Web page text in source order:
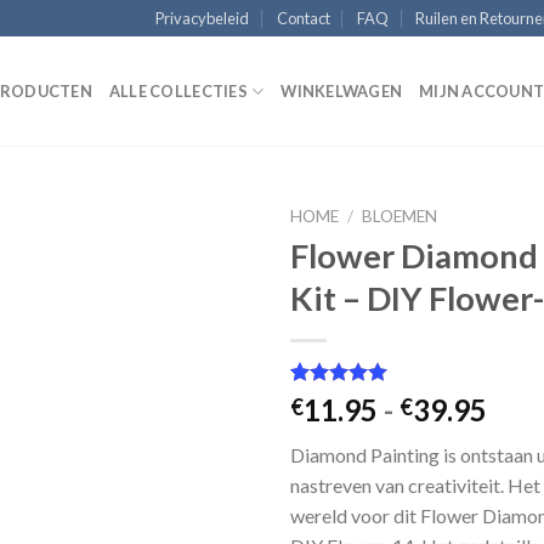
Privacybeleid Contact FAQ Ruilen en
ALLE COLLECTIES WINKELWAGEN MIJN ACCOUNT
HOME / BLOEMEN
Flower
Kit – DIY
Gewaardeerd
5.00 op 5
op
1
klant
waardering
€11.95 - €39.95
tot
Diamond Painting is ontstaan
nastreven van creativiteit.
wereld voor dit Flower